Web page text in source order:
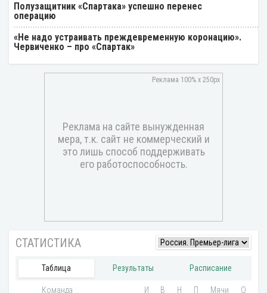
Полузащитник «Спартака» успешно перенес
операцию
«Не надо устраивать преждевременную коронацию».
Червиченко – про «Спартак»